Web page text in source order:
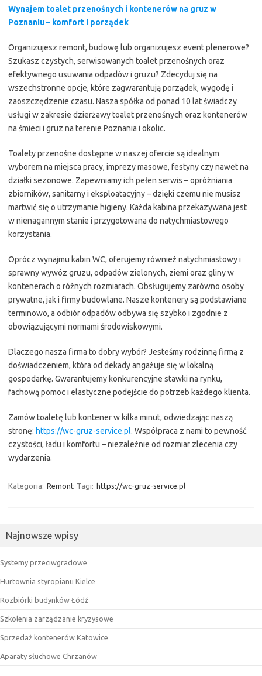
Wynajem toalet przenośnych i kontenerów na gruz w
Poznaniu – komfort i porządek
Organizujesz remont, budowę lub organizujesz event plenerowe?
Szukasz czystych, serwisowanych toalet przenośnych oraz
efektywnego usuwania odpadów i gruzu? Zdecyduj się na
wszechstronne opcje, które zagwarantują porządek, wygodę i
zaoszczędzenie czasu. Nasza spółka od ponad 10 lat świadczy
usługi w zakresie dzierżawy toalet przenośnych oraz kontenerów
na śmieci i gruz na terenie Poznania i okolic.
Toalety przenośne dostępne w naszej ofercie są idealnym
wyborem na miejsca pracy, imprezy masowe, festyny czy nawet na
działki sezonowe. Zapewniamy ich pełen serwis – opróżniania
zbiorników, sanitarny i eksploatacyjny – dzięki czemu nie musisz
martwić się o utrzymanie higieny. Każda kabina przekazywana jest
w nienagannym stanie i przygotowana do natychmiastowego
korzystania.
Oprócz wynajmu kabin WC, oferujemy również natychmiastowy i
sprawny wywóz gruzu, odpadów zielonych, ziemi oraz gliny w
kontenerach o różnych rozmiarach. Obsługujemy zarówno osoby
prywatne, jak i firmy budowlane. Nasze kontenery są podstawiane
terminowo, a odbiór odpadów odbywa się szybko i zgodnie z
obowiązującymi normami środowiskowymi.
Dlaczego nasza firma to dobry wybór? Jesteśmy rodzinną firmą z
doświadczeniem, która od dekady angażuje się w lokalną
gospodarkę. Gwarantujemy konkurencyjne stawki na rynku,
fachową pomoc i elastyczne podejście do potrzeb każdego klienta.
Zamów toaletę lub kontener w kilka minut, odwiedzając naszą
stronę: https://wc-gruz-service.pl. Współpraca z nami to pewność
czystości, ładu i komfortu – niezależnie od rozmiar zlecenia czy
wydarzenia.
Kategoria: Remont Tagi: https://wc-gruz-service.pl
Najnowsze wpisy
Systemy przeciwgradowe
Hurtownia styropianu Kielce
Rozbiórki budynków Łódź
Szkolenia zarządzanie kryzysowe
Sprzedaż kontenerów Katowice
Aparaty słuchowe Chrzanów